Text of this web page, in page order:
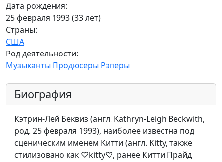
Дата рождения:
25 февраля 1993 (33 лет)
Страны:
США
Род деятельности:
Музыканты Продюсеры Рэперы
Биография
Кэтрин-Лей Беквиз (англ. Kathryn-Leigh Beckwith,
род. 25 февраля 1993), наиболее известна под
сценическим именем Китти (англ. Kitty, также
стилизовано как ♡kitty♡, ранее Китти Прайд